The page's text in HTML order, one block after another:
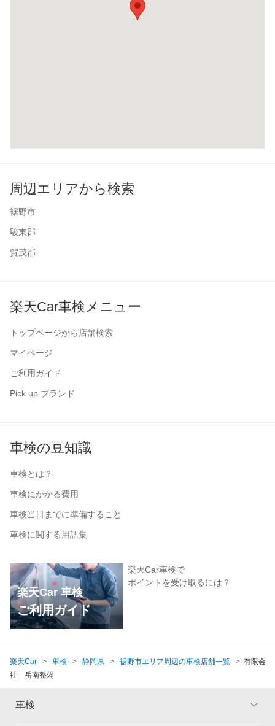
周辺エリアから検索
裾野市
駿東郡
賀茂郡
楽天Car車検メニュー
トップページから店舗検索
マイページ
ご利用ガイド
Pick up ブランド
車検の豆知識
車検とは？
車検にかかる費用
車検当日までに準備すること
車検に関する用語集
楽天Car 車検
ご利用ガイド
楽天Car車検で
ポイントを受け取るには？
楽天Car 車検 静岡県 裾野市エリア周辺の車検店舗一覧
有限会
社 岳南整備
車検